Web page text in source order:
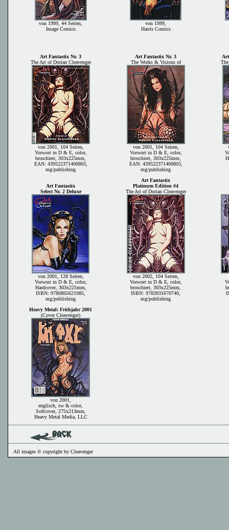
von 1999, 44 Seiten,
Image Comics
von 1999,
Harris Comics
Art Fantastix Nr. 3
The Art of Dorian Cleavenger
Art Fantastix Nr. 3
The Works & Visions of
von 2001, 104 Seiten,
Vorwort in D & E, color,
broschiert, 303x225mm,
EAN: 439522371400803,
mg/publishing
von 2001, 104 Seiten,
Vorwort in D & E, color,
broschiert, 303x225mm,
EAN: 439522371400803,
mg/publishing
Art Fantastix
Select Nr. 2 Deluxe
Art Fantastix
Platinum Edition #4
The Art of Dorian Cleavenger
von 2001, 128 Seiten,
Vorwort in D & E, color,
Hardcover, 303x225mm,
ISBN: 9780865621985,
mg/publishing
von 2002, 104 Seiten,
Vorwort in D & E, color,
broschiert, 303x225mm,
ISBN: 9783931670740,
mg/publishing
Heavy Metal: Frühjahr 2001
(Cover Cleavenger)
von 2001,
englisch, sw & color,
Softcover, 275x213mm,
Heavy Metal Media, LLC
All images © copyright by Cleavenger